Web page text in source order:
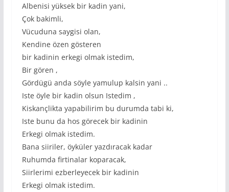
Albenisi yüksek bir kadin yani,
Çok bakimli,
Vücuduna saygisi olan,
Kendine özen gösteren
bir kadinin erkegi olmak istedim,
Bir gören ,
Gördügü anda söyle yamulup kalsin yani ..
Iste öyle bir kadin olsun Istedim ,
Kiskançlikta yapabilirim bu durumda tabi ki,
Iste bunu da hos görecek bir kadinin
Erkegi olmak istedim.
Bana siiriler, öyküler yazdıracak kadar
Ruhumda firtinalar koparacak,
Siirlerimi ezberleyecek bir kadinin
Erkegi olmak istedim.